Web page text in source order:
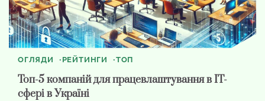
ОГЛЯДИ РЕЙТИНГИ ТОП
Топ-5 компаній для працевлаштування в IT-
сфері в Україні